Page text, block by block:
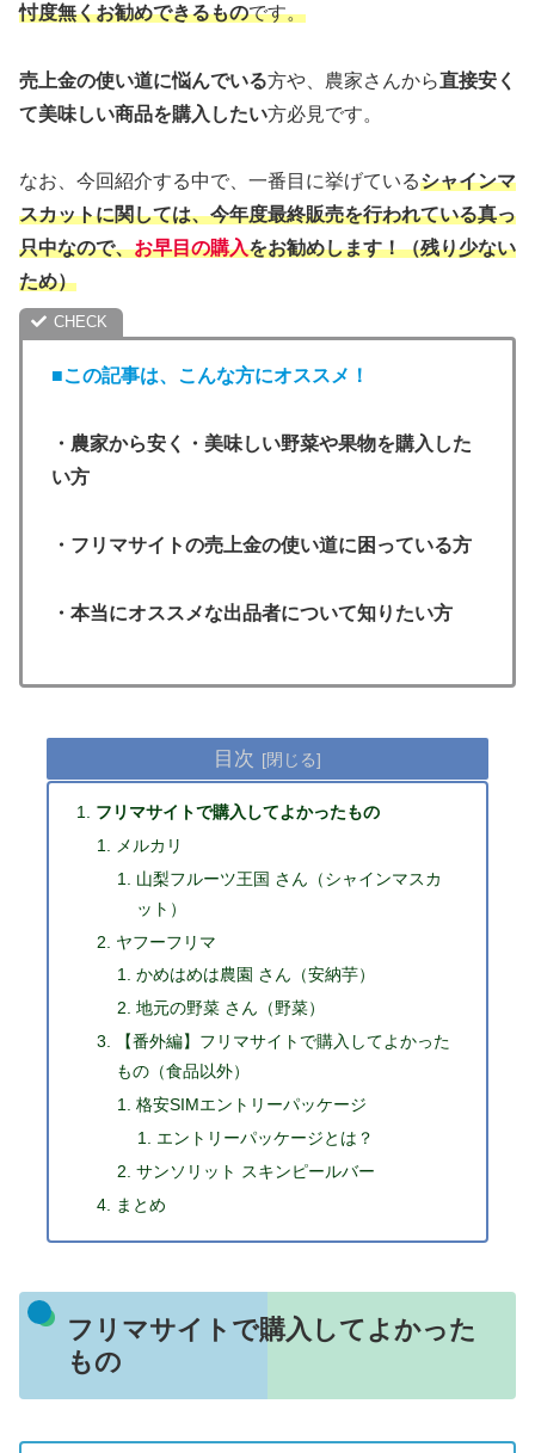
忖度無くお勧めできるものです。
売上金の使い道に悩んでいる方や、農家さんから直接安く
て美味しい商品を購入したい方必見です。
なお、今回紹介する中で、一番目に挙げているシャインマ
スカットに関しては、今年度最終販売を行われている真っ
只中なので、お早目の購入をお勧めします！（残り少ない
ため）
■この記事は、こんな方にオススメ！
・農家から安く・美味しい野菜や果物を購入した
い方
・フリマサイトの売上金の使い道に困っている方
・本当にオススメな出品者について知りたい方
目次
フリマサイトで購入してよかったもの
メルカリ
山梨フルーツ王国 さん（シャインマスカ
ット）
ヤフーフリマ
かめはめは農園 さん（安納芋）
地元の野菜 さん（野菜）
【番外編】フリマサイトで購入してよかった
もの（食品以外）
格安SIMエントリーパッケージ
エントリーパッケージとは？
サンソリット スキンピールバー
まとめ
フリマサイトで購入してよかった
もの